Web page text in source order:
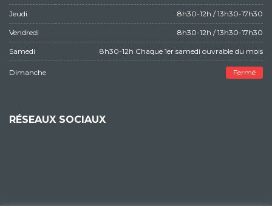
Jeudi 8h30-12h / 13h30-17h30
Vendredi 8h30-12h / 13h30-17h30
Samedi 8h30-12h Chaque 1er samedi ouvrable du mois
Dimanche Fermé
RÉSEAUX SOCIAUX